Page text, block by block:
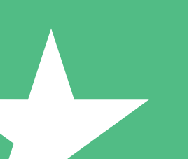
Kreditpaket
med nedladdningskrediter. Inget
1 Nedladdningar